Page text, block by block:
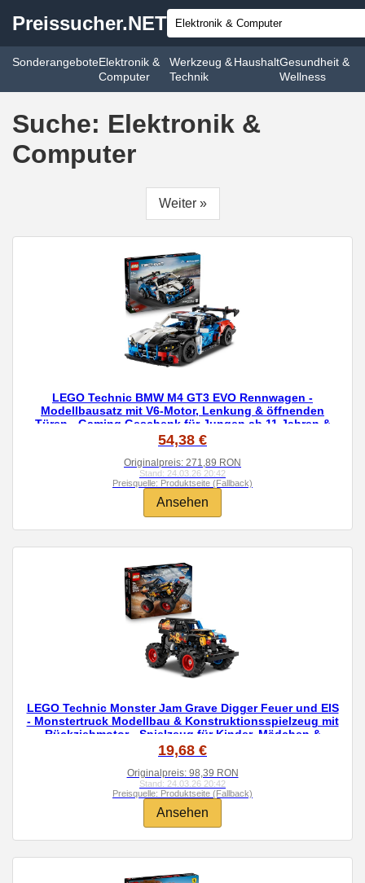
Preissucher.NET
SonderangeboteElektronik &
Computer
Werkzeug &
Technik
HaushaltGesundheit &
Wellness
Suche: Elektronik &
Computer
Weiter »
LEGO Technic BMW M4 GT3 EVO Rennwagen -
Modellbausatz mit V6-Motor, Lenkung & öffnenden
Türen - Gaming Geschenk für Jungen ab 11 Jahren &
Jugendliche Motorsport Fans - 42226
54,38 €
Originalpreis: 271,89 RON
Stand: 24.03.26 20:42
Preisquelle: Produktseite (Fallback)
Ansehen
LEGO Technic Monster Jam Grave Digger Feuer und EIS
- Monstertruck Modellbau & Konstruktionsspielzeug mit
Rückziehmotor - Spielzeug für Kinder, Mädchen &
Jungen - Geschenke für Kinder - 42219
19,68 €
Originalpreis: 98,39 RON
Stand: 24.03.26 20:42
Preisquelle: Produktseite (Fallback)
Ansehen